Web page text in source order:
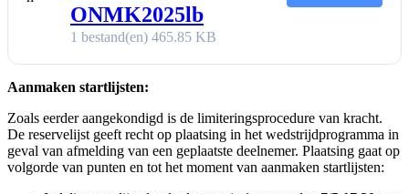
ONMK2025lb
1 bestand(en) 465.85 KB
Aanmaken startlijsten:
Zoals eerder aangekondigd is de limiteringsprocedure van kracht.
De reservelijst geeft recht op plaatsing in het wedstrijdprogramma in
geval van afmelding van een geplaatste deelnemer. Plaatsing gaat op
volgorde van punten en tot het moment van aanmaken startlijsten: